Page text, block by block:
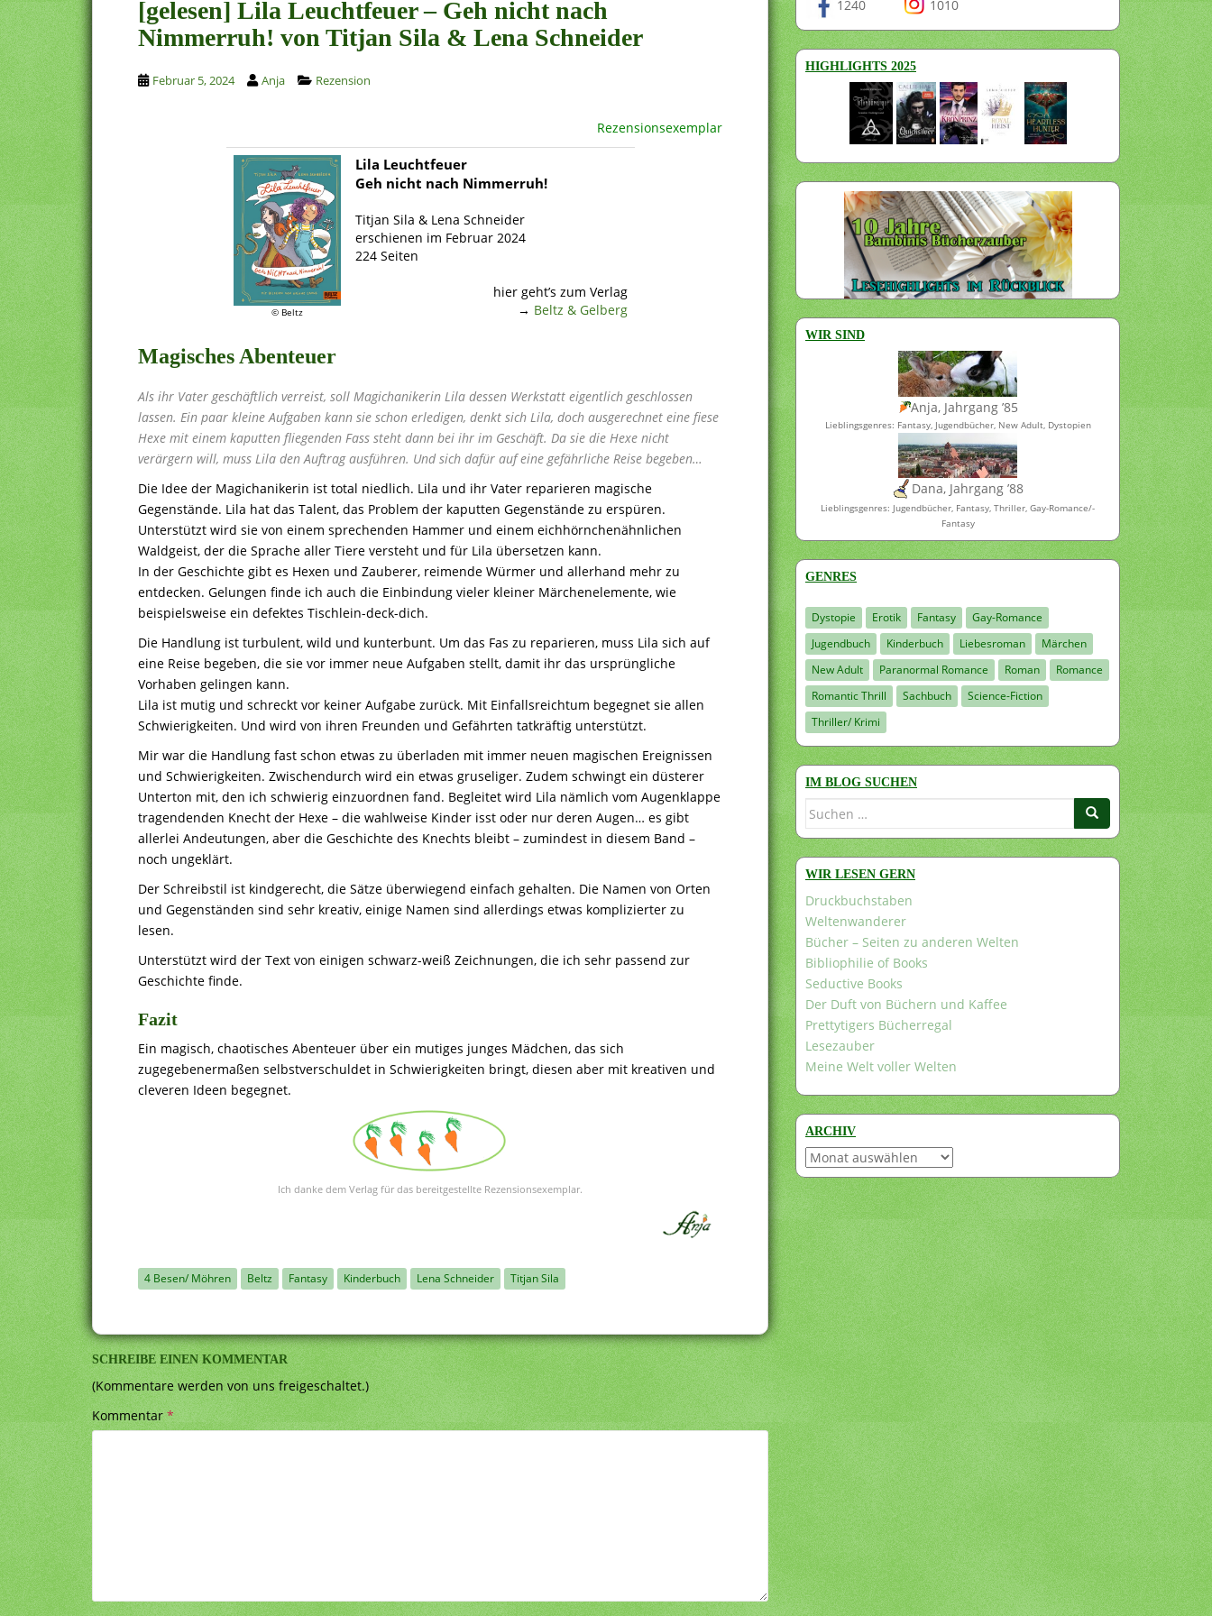
[gelesen] Lila Leuchtfeuer – Geh nicht nach
Nimmerruh! von Titjan Sila & Lena Schneider
Februar 5, 2024 Anja Rezension
Rezensionsexemplar
© Beltz
Lila Leuchtfeuer
Geh nicht nach Nimmerruh!
Titjan Sila & Lena Schneider
erschienen im Februar 2024
224 Seiten
hier geht’s zum Verlag
→ Beltz & Gelberg
Magisches Abenteuer
Als ihr Vater geschäftlich verreist, soll Magichanikerin Lila dessen Werkstatt eigentlich geschlossen
lassen. Ein paar kleine Aufgaben kann sie schon erledigen, denkt sich Lila, doch ausgerechnet eine fiese
Hexe mit einem kaputten fliegenden Fass steht dann bei ihr im Geschäft. Da sie die Hexe nicht
verärgern will, muss Lila den Auftrag ausführen. Und sich dafür auf eine gefährliche Reise begeben…
Die Idee der Magichanikerin ist total niedlich. Lila und ihr Vater reparieren magische
Gegenstände. Lila hat das Talent, das Problem der kaputten Gegenstände zu erspüren.
Unterstützt wird sie von einem sprechenden Hammer und einem eichhörnchenähnlichen
Waldgeist, der die Sprache aller Tiere versteht und für Lila übersetzen kann.
In der Geschichte gibt es Hexen und Zauberer, reimende Würmer und allerhand mehr zu
entdecken. Gelungen finde ich auch die Einbindung vieler kleiner Märchenelemente, wie
beispielsweise ein defektes Tischlein-deck-dich.
Die Handlung ist turbulent, wild und kunterbunt. Um das Fas zu reparieren, muss Lila sich auf
eine Reise begeben, die sie vor immer neue Aufgaben stellt, damit ihr das ursprüngliche
Vorhaben gelingen kann.
Lila ist mutig und schreckt vor keiner Aufgabe zurück. Mit Einfallsreichtum begegnet sie allen
Schwierigkeiten. Und wird von ihren Freunden und Gefährten tatkräftig unterstützt.
Mir war die Handlung fast schon etwas zu überladen mit immer neuen magischen Ereignissen
und Schwierigkeiten. Zwischendurch wird ein etwas gruseliger. Zudem schwingt ein düsterer
Unterton mit, den ich schwierig einzuordnen fand. Begleitet wird Lila nämlich vom Augenklappe
tragendenden Knecht der Hexe – die wahlweise Kinder isst oder nur deren Augen… es gibt
allerlei Andeutungen, aber die Geschichte des Knechts bleibt – zumindest in diesem Band –
noch ungeklärt.
Der Schreibstil ist kindgerecht, die Sätze überwiegend einfach gehalten. Die Namen von Orten
und Gegenständen sind sehr kreativ, einige Namen sind allerdings etwas komplizierter zu
lesen.
Unterstützt wird der Text von einigen schwarz-weiß Zeichnungen, die ich sehr passend zur
Geschichte finde.
Fazit
Ein magisch, chaotisches Abenteuer über ein mutiges junges Mädchen, das sich
zugegebenermaßen selbstverschuldet in Schwierigkeiten bringt, diesen aber mit kreativen und
cleveren Ideen begegnet.
Ich danke dem Verlag für das bereitgestellte Rezensionsexemplar.
4 Besen/ Möhren Beltz Fantasy Kinderbuch Lena Schneider Titjan Sila
SCHREIBE EINEN KOMMENTAR
(Kommentare werden von uns freigeschaltet.)
Kommentar*
1240 1010
HIGHLIGHTS 2025
WIR SIND
Anja, Jahrgang ’85
Lieblingsgenres: Fantasy, Jugendbücher, New Adult, Dystopien
Dana, Jahrgang ’88
Lieblingsgenres: Jugendbücher, Fantasy, Thriller, Gay-Romance/-
Fantasy
GENRES
Dystopie Erotik Fantasy
Gay-Romance
Jugendbuch
Kinderbuch Liebesroman
Märchen
New Adult
Paranormal Romance Roman
Romance
Romantic Thrill
Sachbuch
Science-Fiction
Thriller/ Krimi
IM BLOG SUCHEN
Suchen
WIR LESEN GERN
Druckbuchstaben
Weltenwanderer
Bücher – Seiten zu anderen Welten
Bibliophilie of Books
Seductive Books
Der Duft von Büchern und Kaffee
Prettytigers Bücherregal
Lesezauber
Meine Welt voller Welten
ARCHIV
Archiv